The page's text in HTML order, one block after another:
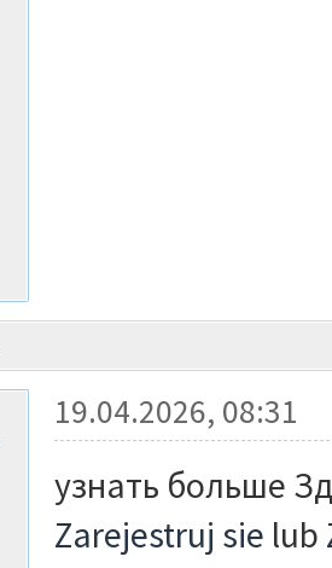
19.04.2026, 08:31
узнать больше
Zarejestruj sie lub